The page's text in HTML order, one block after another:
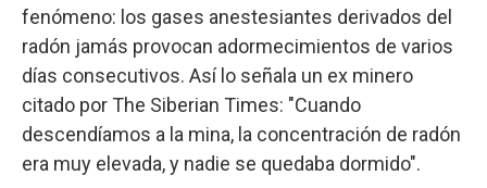
fenómeno: los gases anestesiantes derivados del
radón jamás provocan adormecimientos de varios
días consecutivos. Así lo señala un ex minero
citado por The Siberian Times: "Cuando
descendíamos a la mina, la concentración de radón
era muy elevada, y nadie se quedaba dormido".